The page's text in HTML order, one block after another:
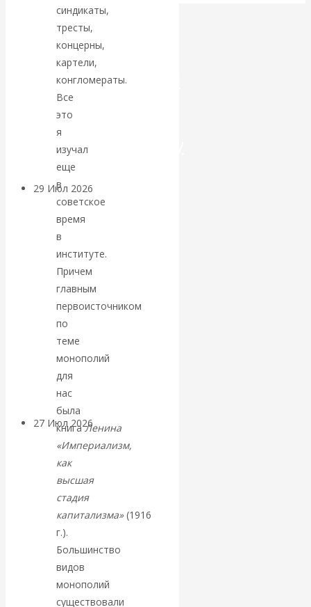
Искусственный
интеллект —
революционный
переход к
посткапитализму
29 Июл 2026
финансовая олигархия
Валентин
Катасонов.
«Мировые
ростовщики»:
вчера и сегодня
27 Июл 2026Мировая
валютная система
Валентин
КАтасонов.
«МЕТОД
ОТМЫВАНИЯ
синдикаты,
тресты,
концерны,
картели,
конгломераты.
Все
это
я
изучал
еще
в
советское
время
в
институте.
Причем
главным
первоисточником
по
теме
монополий
для
нас
была
книгаЛенина
«Империализм,
как
высшая
стадия
капитализма»(1916
г.).
Большинство
видов
монополий
существовали